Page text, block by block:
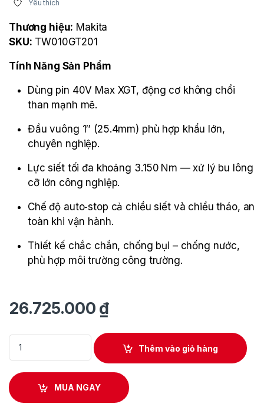
Yêu thích
Thương hiệu: Makita
SKU: TW010GT201
Tính Năng Sản Phẩm
Dùng pin 40V Max XGT, động cơ không chổi
than mạnh mẽ.
Đầu vuông 1″ (25.4mm) phù hợp khẩu lớn,
chuyên nghiệp.
Lực siết tối đa khoảng 3.150 Nm — xử lý bu lông
cỡ lớn công nghiệp.
Chế độ auto‑stop cả chiều siết và chiều tháo, an
toàn khi vận hành.
Thiết kế chắc chắn, chống bụi – chống nước,
phù hợp môi trường công trường.
26.725.000 ₫
Máy Siết Bu Lông Makita TW010GT201 quantity
Thêm vào giỏ hàng
MUA NGAY